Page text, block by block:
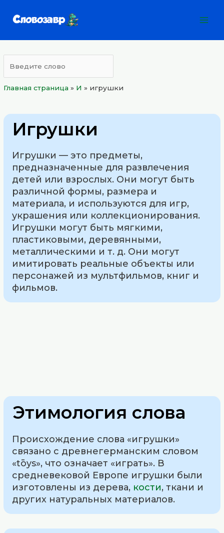
Главная страница » И » игрушки
Игрушки
Игрушки — это предметы,
предназначенные для развлечения
детей или взрослых. Они могут быть
различной формы, размера и
материала, и используются для игр,
украшения или коллекционирования.
Игрушки могут быть мягкими,
пластиковыми, деревянными,
металлическими и т. д. Они могут
имитировать реальные объекты или
персонажей из мультфильмов, книг и
фильмов.
Этимология слова
Происхождение слова «игрушки»
связано с древнегерманским словом
«tōys», что означает «играть». В
средневековой Европе игрушки были
изготовлены из дерева, кости, ткани и
других натуральных материалов.